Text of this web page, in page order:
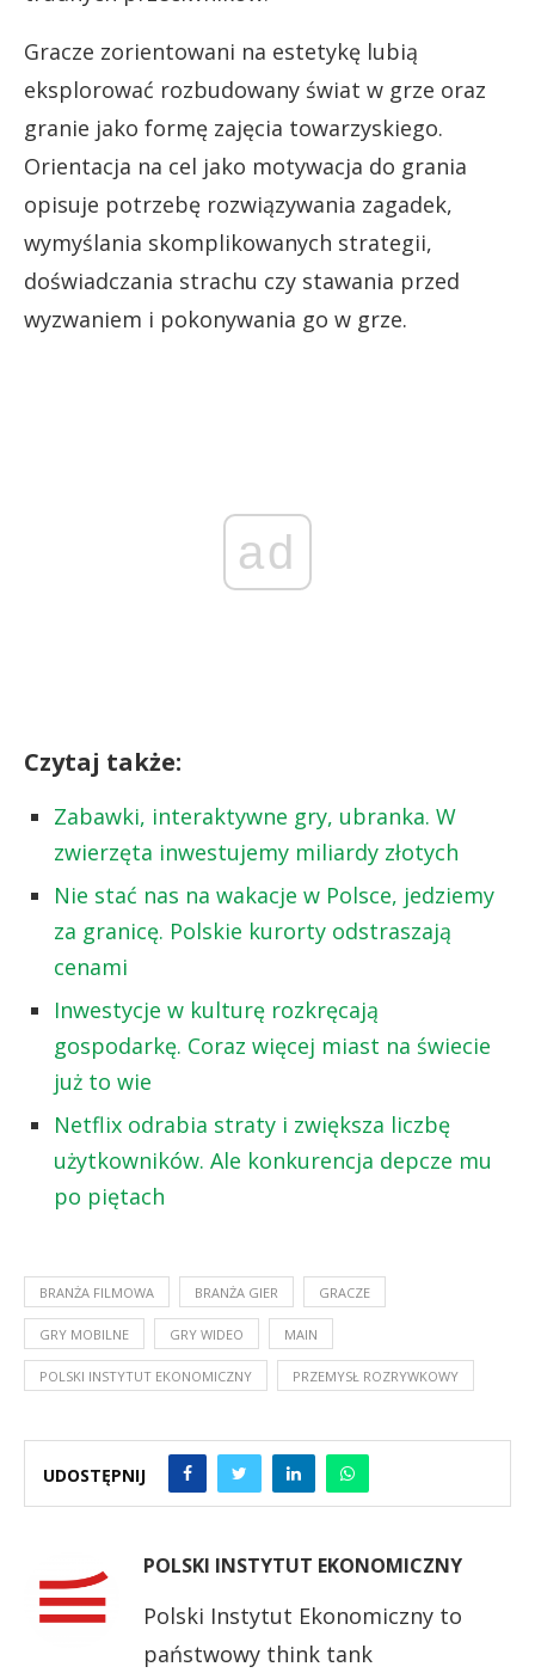
Gracze zorientowani na estetykę lubią
eksplorować rozbudowany świat w grze oraz
granie jako formę zajęcia towarzyskiego.
Orientacja na cel jako motywacja do grania
opisuje potrzebę rozwiązywania zagadek,
wymyślania skomplikowanych strategii,
doświadczania strachu czy stawania przed
wyzwaniem i pokonywania go w grze.
ad
Czytaj także:
Zabawki, interaktywne gry, ubranka. W
zwierzęta inwestujemy miliardy złotych
Nie stać nas na wakacje w Polsce, jedziemy
za granicę. Polskie kurorty odstraszają
cenami
Inwestycje w kulturę rozkręcają
gospodarkę. Coraz więcej miast na świecie
już to wie
Netflix odrabia straty i zwiększa liczbę
użytkowników. Ale konkurencja depcze mu
po piętach
BRANŻA FILMOWA BRANŻA GIER GRACZE
GRY MOBILNE GRY WIDEO MAIN
POLSKI INSTYTUT EKONOMICZNY PRZEMYSŁ ROZRYWKOWY
UDOSTĘPNIJ
POLSKI INSTYTUT EKONOMICZNY
Polski Instytut Ekonomiczny to
państwowy think tank